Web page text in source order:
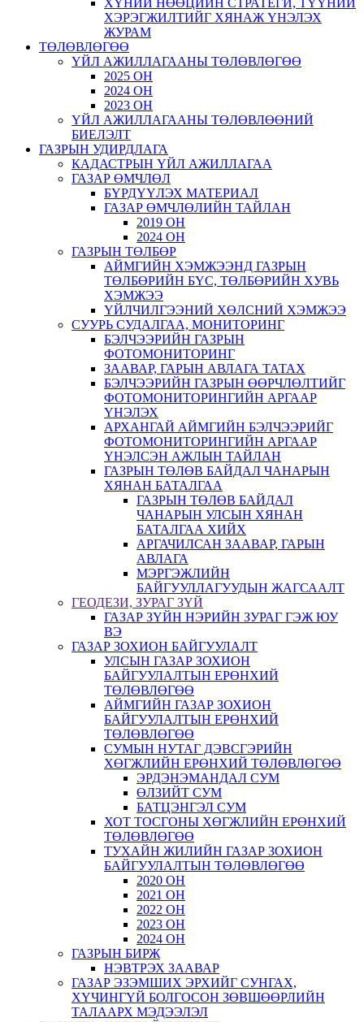
ХҮНИЙ НӨӨЦИЙН СТРАТЕГИ, ТҮҮНИЙ
ХЭРЭГЖИЛТИЙГ ХЯНАЖ ҮНЭЛЭХ
ЖУРАМ
ТӨЛӨВЛӨГӨӨ
ҮЙЛ АЖИЛЛАГААНЫ ТӨЛӨВЛӨГӨӨ
2025 ОН
2024 ОН
2023 ОН
ҮЙЛ АЖИЛЛАГААНЫ ТӨЛӨВЛӨӨНИЙ
БИЕЛЭЛТ
ГАЗРЫН УДИРДЛАГА
КАДАСТРЫН ҮЙЛ АЖИЛЛАГАА
ГАЗАР ӨМЧЛӨЛ
БҮРДҮҮЛЭХ МАТЕРИАЛ
ГАЗАР ӨМЧЛӨЛИЙН ТАЙЛАН
2019 ОН
2024 ОН
ГАЗРЫН ТӨЛБӨР
АЙМГИЙН ХЭМЖЭЭНД ГАЗРЫН
ТӨЛБӨРИЙН БҮС, ТӨЛБӨРИЙН ХУВЬ
ХЭМЖЭЭ
ҮЙЛЧИЛГЭЭНИЙ ХӨЛСНИЙ ХЭМЖЭЭ
СУУРЬ СУДАЛГАА, МОНИТОРИНГ
БЭЛЧЭЭРИЙН ГАЗРЫН
ФОТОМОНИТОРИНГ
ЗААВАР, ГАРЫН АВЛАГА ТАТАХ
БЭЛЧЭЭРИЙН ГАЗРЫН ӨӨРЧЛӨЛТИЙГ
ФОТОМОНИТОРИНГИЙН АРГААР
ҮНЭЛЭХ
АРХАНГАЙ АЙМГИЙН БЭЛЧЭЭРИЙГ
ФОТОМОНИТОРИНГИЙН АРГААР
ҮНЭЛСЭН АЖЛЫН ТАЙЛАН
ГАЗРЫН ТӨЛӨВ БАЙДАЛ ЧАНАРЫН
ХЯНАН БАТАЛГАА
ГАЗРЫН ТӨЛӨВ БАЙДАЛ
ЧАНАРЫН УЛСЫН ХЯНАН
БАТАЛГАА ХИЙХ
АРГАЧИЛСАН ЗААВАР, ГАРЫН
АВЛАГА
МЭРГЭЖЛИЙН
БАЙГУУЛЛАГУУДЫН ЖАГСААЛТ
ГЕОДЕЗИ, ЗУРАГ ЗҮЙ
ГАЗАР ЗҮЙН НЭРИЙН ЗУРАГ ГЭЖ ЮУ
ВЭ
ГАЗАР ЗОХИОН БАЙГУУЛАЛТ
УЛСЫН ГАЗАР ЗОХИОН
БАЙГУУЛАЛТЫН ЕРӨНХИЙ
ТӨЛӨВЛӨГӨӨ
АЙМГИЙН ГАЗАР ЗОХИОН
БАЙГУУЛАЛТЫН ЕРӨНХИЙ
ТӨЛӨВЛӨГӨӨ
СУМЫН НУТАГ ДЭВСГЭРИЙН
ХӨГЖЛИЙН ЕРӨНХИЙ ТӨЛӨВЛӨГӨӨ
ЭРДЭНЭМАНДАЛ СУМ
ӨЛЗИЙТ СУМ
БАТЦЭНГЭЛ СУМ
ХОТ ТОСГОНЫ ХӨГЖЛИЙН ЕРӨНХИЙ
ТӨЛӨВЛӨГӨӨ
ТУХАЙН ЖИЛИЙН ГАЗАР ЗОХИОН
БАЙГУУЛАЛТЫН ТӨЛӨВЛӨГӨӨ
2020 ОН
2021 ОН
2022 ОН
2023 ОН
2024 ОН
ГАЗРЫН БИРЖ
НЭВТРЭХ ЗААВАР
ГАЗАР ЭЗЭМШИХ ЭРХИЙГ СУНГАХ,
ХҮЧИНГҮЙ БОЛГОСОН ЗӨВШӨӨРЛИЙН
ТАЛААРХ МЭДЭЭЛЭЛ